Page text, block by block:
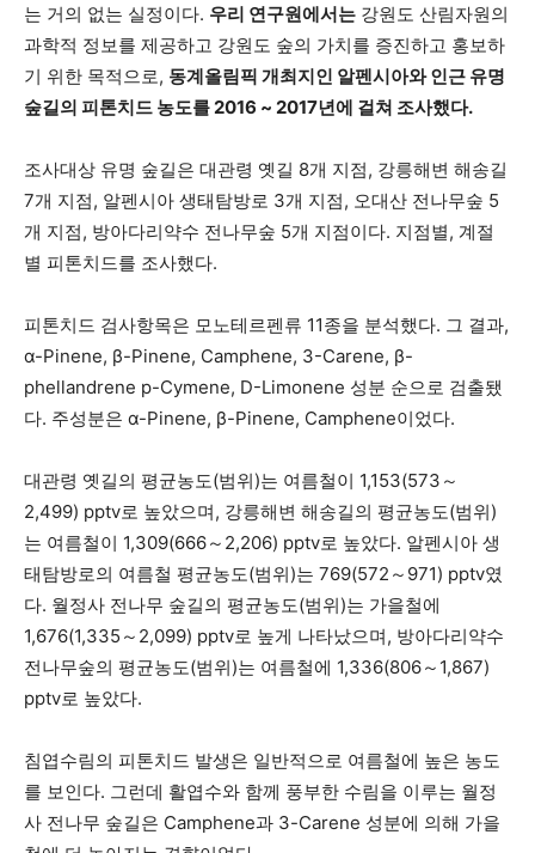
는 거의 없는 실정이다. 우리 연구원에서는 강원도 산림자원의
과학적 정보를 제공하고 강원도 숲의 가치를 증진하고 홍보하
기 위한 목적으로, 동계올림픽 개최지인 알펜시아와 인근 유명
숲길의 피톤치드 농도를 2016 ~ 2017년에 걸쳐 조사했다.
조사대상 유명 숲길은 대관령 옛길 8개 지점, 강릉해변 해송길
7개 지점, 알펜시아 생태탐방로 3개 지점, 오대산 전나무숲 5
개 지점, 방아다리약수 전나무숲 5개 지점이다. 지점별, 계절
별 피톤치드를 조사했다.
피톤치드 검사항목은 모노테르펜류 11종을 분석했다. 그 결과,
α-Pinene, β-Pinene, Camphene, 3-Carene, β-
phellandrene p-Cymene, D-Limonene 성분 순으로 검출됐
다. 주성분은 α-Pinene, β-Pinene, Camphene이었다.
대관령 옛길의 평균농도(범위)는 여름철이 1,153(573～
2,499) pptv로 높았으며, 강릉해변 해송길의 평균농도(범위)
는 여름철이 1,309(666～2,206) pptv로 높았다. 알펜시아 생
태탐방로의 여름철 평균농도(범위)는 769(572～971) pptv였
다. 월정사 전나무 숲길의 평균농도(범위)는 가을철에
1,676(1,335～2,099) pptv로 높게 나타났으며, 방아다리약수
전나무숲의 평균농도(범위)는 여름철에 1,336(806～1,867)
pptv로 높았다.
침엽수림의 피톤치드 발생은 일반적으로 여름철에 높은 농도
를 보인다. 그런데 활엽수와 함께 풍부한 수림을 이루는 월정
사 전나무 숲길은 Camphene과 3-Carene 성분에 의해 가을